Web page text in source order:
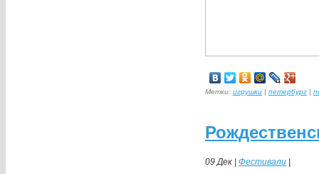
Метки: игрушки | петербург |
09 Дек | Фестивали |